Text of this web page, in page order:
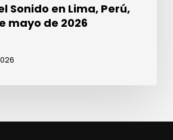
Sonido en Lima, Perú,
mayo de 2026